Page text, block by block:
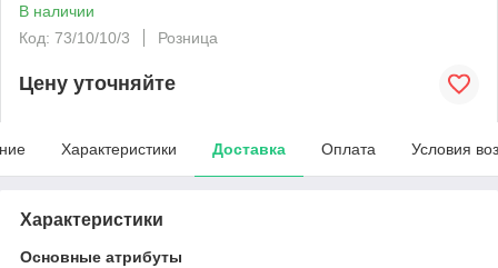
В наличии
Код: 73/10/10/3
Розница
Цену уточняйте
Характеристики Доставка Оплата Условия
Характеристики
Основные атрибуты